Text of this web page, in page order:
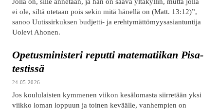
ei ole, siltä otetaan pois sekin mitä hänellä on (Matt. 13:12)”,
sanoo Uutissirkuksen budjetti- ja erehtymättömyysasiantuntija
Uolevi Ahonen.
Opetusministeri reputti matematiikan Pisa-
testissä
24.05.2026
Jos koululaisten kymmenen viikon kesälomasta siirretään yksi
viikko loman loppuun ja toinen keväälle, vanhempien on